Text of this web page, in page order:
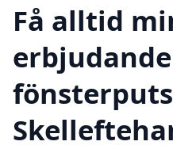
Få alltid